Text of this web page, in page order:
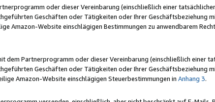
oder dieser Vereinbarung (einschließlich einer
Geschäften oder Tätigkeiten oder Ihrer Geschäftsbeziehung
Amazon-Website einschlägigen Bestimmungen zu anwendbarem
dem Partnerprogramm oder dieser Vereinbarung (einschließlich einer
Geschäften oder Tätigkeiten oder Ihrer Geschäftsbeziehung
Amazon-Website einschlägigen Steuerbestimmungen in Anhang 3.